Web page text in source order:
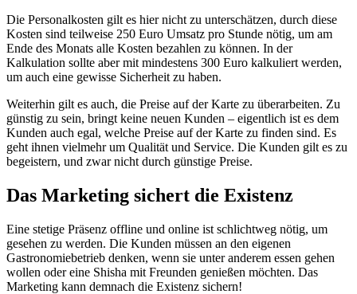
Die Personalkosten gilt es hier nicht zu unterschätzen, durch diese
Kosten sind teilweise 250 Euro Umsatz pro Stunde nötig, um am
Ende des Monats alle Kosten bezahlen zu können. In der
Kalkulation sollte aber mit mindestens 300 Euro kalkuliert werden,
um auch eine gewisse Sicherheit zu haben.
Weiterhin gilt es auch, die Preise auf der Karte zu überarbeiten. Zu
günstig zu sein, bringt keine neuen Kunden – eigentlich ist es dem
Kunden auch egal, welche Preise auf der Karte zu finden sind. Es
geht ihnen vielmehr um Qualität und Service. Die Kunden gilt es zu
begeistern, und zwar nicht durch günstige Preise.
Das Marketing sichert die Existenz
Eine stetige Präsenz offline und online ist schlichtweg nötig, um
gesehen zu werden. Die Kunden müssen an den eigenen
Gastronomiebetrieb denken, wenn sie unter anderem essen gehen
wollen oder eine Shisha mit Freunden genießen möchten. Das
Marketing kann demnach die Existenz sichern!